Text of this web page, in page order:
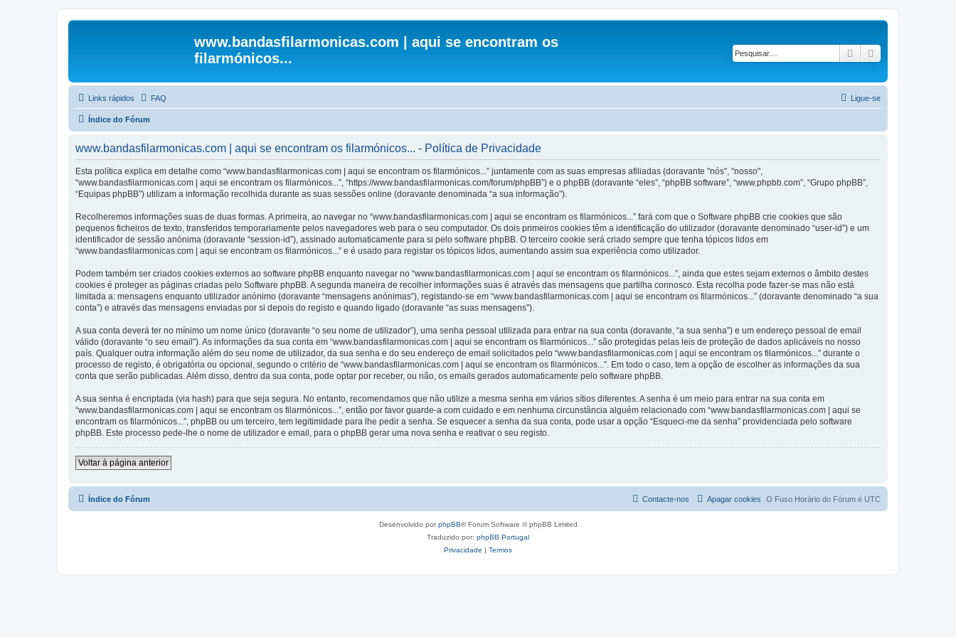
www.bandasfilarmonicas.com | aqui se encontram os
filarmónicos...
Pesquisar
Links rápidos FAQ Ligue-se
Índice do Fórum
www.bandasfilarmonicas.com | aqui se encontram os filarmónicos... - Política de Privacidade
Esta política explica em detalhe como “www.bandasfilarmonicas.com | aqui se encontram os filarmónicos...” juntamente com as suas empresas afiliadas (doravante "nós", "nosso",
“www.bandasfilarmonicas.com | aqui se encontram os filarmónicos...”, “https://www.bandasfilarmonicas.com/forum/phpBB”) e o phpBB (doravante “eles”, “phpBB software”, “www.phpbb.com”, “Grupo phpBB”,
“Equipas phpBB”) utilizam a informação recolhida durante as suas sessões online (doravante denominada “a sua informação”).
Recolheremos informações suas de duas formas. A primeira, ao navegar no “www.bandasfilarmonicas.com | aqui se encontram os filarmónicos...” fará com que o Software phpBB crie cookies que são
pequenos ficheiros de texto, transferidos temporariamente pelos navegadores web para o seu computador. Os dois primeiros cookies têm a identificação do utilizador (doravante denominado “user-id”) e um
identificador de sessão anónima (doravante “session-id”), assinado automaticamente para si pelo software phpBB. O terceiro cookie será criado sempre que tenha tópicos lidos em
“www.bandasfilarmonicas.com | aqui se encontram os filarmónicos...” e é usado para registar os tópicos lidos, aumentando assim sua experiência como utilizador.
Podem também ser criados cookies externos ao software phpBB enquanto navegar no “www.bandasfilarmonicas.com | aqui se encontram os filarmónicos...”, ainda que estes sejam externos o âmbito destes
cookies é proteger as páginas criadas pelo Software phpBB. A segunda maneira de recolher informações suas é através das mensagens que partilha connosco. Esta recolha pode fazer-se mas não está
limitada a: mensagens enquanto utilizador anónimo (doravante “mensagens anónimas”), registando-se em “www.bandasfilarmonicas.com | aqui se encontram os filarmónicos...” (doravante denominado “a sua
conta”) e através das mensagens enviadas por si depois do registo e quando ligado (doravante “as suas mensagens”).
A sua conta deverá ter no mínimo um nome único (doravante “o seu nome de utilizador”), uma senha pessoal utilizada para entrar na sua conta (doravante, “a sua senha”) e um endereço pessoal de email
válido (doravante “o seu email”). As informações da sua conta em “www.bandasfilarmonicas.com | aqui se encontram os filarmónicos...” são protegidas pelas leis de proteção de dados aplicáveis no nosso
país. Qualquer outra informação além do seu nome de utilizador, da sua senha e do seu endereço de email solicitados pelo “www.bandasfilarmonicas.com | aqui se encontram os filarmónicos...” durante o
processo de registo, é obrigatória ou opcional, segundo o critério de “www.bandasfilarmonicas.com | aqui se encontram os filarmónicos...”. Em todo o caso, tem a opção de escolher as informações da sua
conta que serão publicadas. Além disso, dentro da sua conta, pode optar por receber, ou não, os emails gerados automaticamente pelo software phpBB.
A sua senha é encriptada (via hash) para que seja segura. No entanto, recomendamos que não utilize a mesma senha em vários sítios diferentes. A senha é um meio para entrar na sua conta em
“www.bandasfilarmonicas.com | aqui se encontram os filarmónicos...”, então por favor guarde-a com cuidado e em nenhuma circunstância alguém relacionado com “www.bandasfilarmonicas.com | aqui se
encontram os filarmónicos...”, phpBB ou um terceiro, tem legitimidade para lhe pedir a senha. Se esquecer a senha da sua conta, pode usar a opção “Esqueci-me da senha” providenciada pelo software
phpBB. Este processo pede-lhe o nome de utilizador e email, para o phpBB gerar uma nova senha e reativar o seu registo.
Voltar à página anterior
Índice do Fórum O Fuso Horário do Fórum é UTC
Apagar cookies
Contacte-nos
Desenvolvido porphpBB® Forum Software © phpBB Limited
Traduzido por: phpBB Portugal
Privacidade | Termos